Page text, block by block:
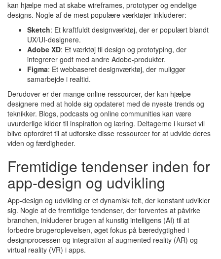
kan hjælpe med at skabe wireframes, prototyper og endelige
designs. Nogle af de mest populære værktøjer inkluderer:
Sketch: Et kraftfuldt designværktøj, der er populært blandt
UX/UI-designere.
Adobe XD: Et værktøj til design og prototyping, der
integrerer godt med andre Adobe-produkter.
Figma: Et webbaseret designværktøj, der muliggør
samarbejde i realtid.
Derudover er der mange online ressourcer, der kan hjælpe
designere med at holde sig opdateret med de nyeste trends og
teknikker. Blogs, podcasts og online communities kan være
uvurderlige kilder til inspiration og læring. Deltagerne i kurset vil
blive opfordret til at udforske disse ressourcer for at udvide deres
viden og færdigheder.
Fremtidige tendenser inden for
app-design og udvikling
App-design og udvikling er et dynamisk felt, der konstant udvikler
sig. Nogle af de fremtidige tendenser, der forventes at påvirke
branchen, inkluderer brugen af kunstig intelligens (AI) til at
forbedre brugeroplevelsen, øget fokus på bæredygtighed i
designprocessen og integration af augmented reality (AR) og
virtual reality (VR) i apps.